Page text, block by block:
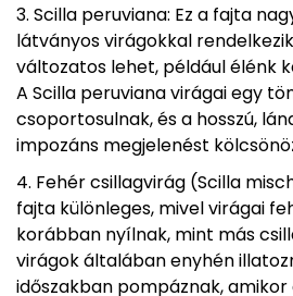
Scilla peruviana: Ez a fajta
látványos virágokkal
változatos lehet, például élénk
A Scilla peruviana virágai egy
csoportosulnak, és a hosszú,
impozáns megjelenést
Fehér csillagvirág (Scilla
fajta különleges, mivel virágai
korábban nyílnak, mint más
virágok általában enyhén
időszakban pompáznak,